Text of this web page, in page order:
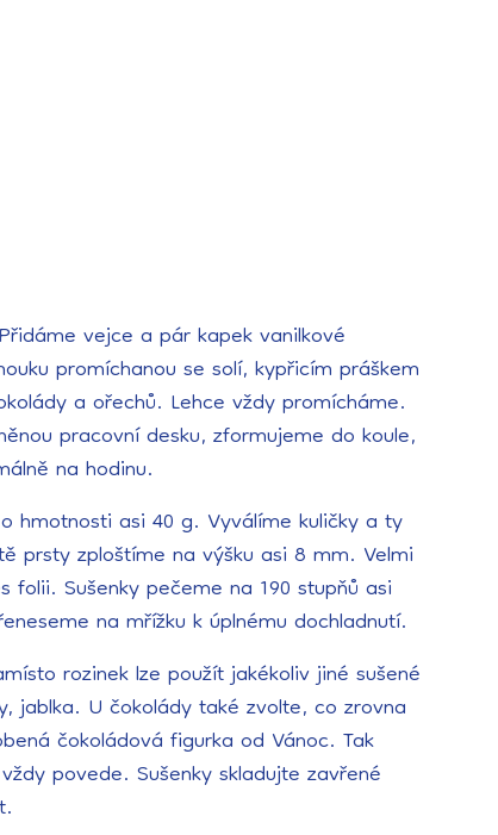
vejce a pár kapek vanilkové
promíchanou se solí, kypřicím práškem
a ořechů. Lehce vždy promícháme.
pracovní desku, zformujeme do koule,
na hodinu.
hmotnosti asi 40 g. Vyválíme kuličky a ty
prsty zploštíme na výšku asi 8 mm. Velmi
Sušenky pečeme na 190 stupňů asi
na mřížku k úplnému dochladnutí.
rozinek lze použít jakékoliv jiné sušené
jablka. U čokolády také zvolte, co zrovna
čokoládová figurka od Vánoc. Tak
povede. Sušenky skladujte zavřené